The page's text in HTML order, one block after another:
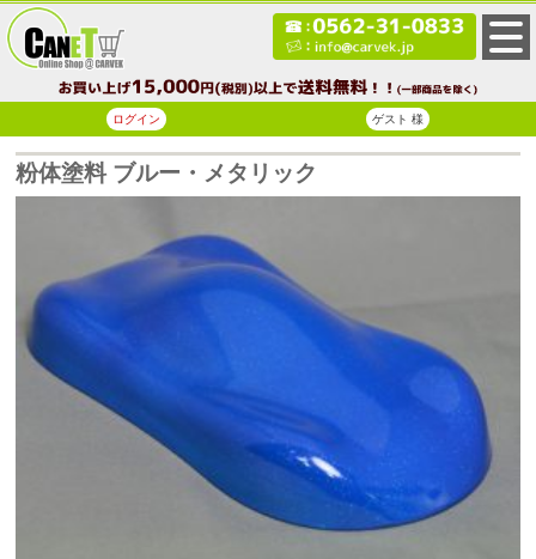
ログイン ゲスト 様
粉体塗料 ブルー・メタリック